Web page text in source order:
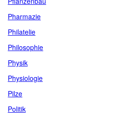
Pharmazie
Philatelie
Philosophie
Physik
Physiologie
Pilze
Politik